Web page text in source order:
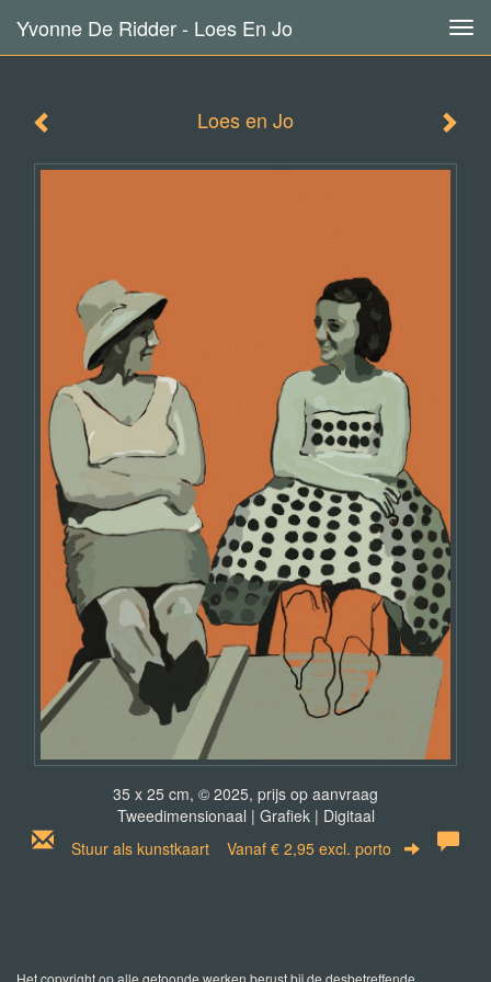
Yvonne De Ridder - Loes En Jo
Loes en Jo
35 x 25 cm, © 2025, prijs op aanvraag
Tweedimensionaal | Grafiek | Digitaal
Stuur als kunstkaart Vanaf € 2,95 excl. porto
Het copyright op alle getoonde werken berust bij de desbetreffende